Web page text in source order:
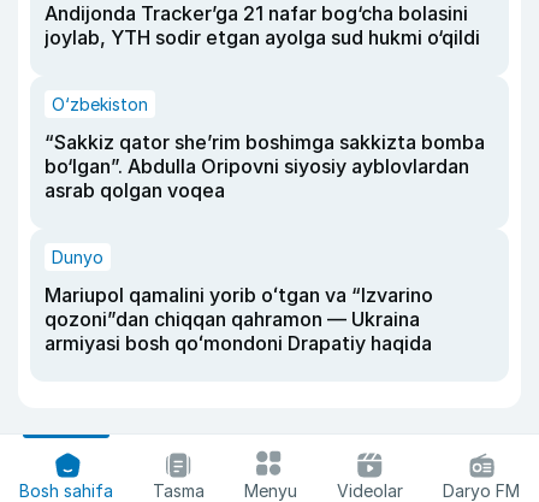
Andijonda Tracker’ga 21 nafar bog‘cha bolasini
joylab, YTH sodir etgan ayolga sud hukmi o‘qildi
O‘zbekiston
“Sakkiz qator she’rim boshimga sakkizta bomba
bo‘lgan”. Abdulla Oripovni siyosiy ayblovlardan
asrab qolgan voqea
Dunyo
Mariupol qamalini yorib oʻtgan va “Izvarino
qozoni”dan chiqqan qahramon — Ukraina
armiyasi bosh qoʻmondoni Drapatiy haqida
Bosh sahifa Tasma Menyu Videolar Daryo FM